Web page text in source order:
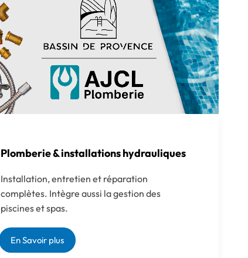
Plomberie & installations hydrauliques
Installation, entretien et réparation
complètes. Intègre aussi la gestion des
piscines et spas.
En Savoir plus